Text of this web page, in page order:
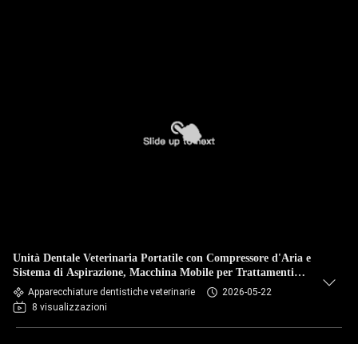
Unità Dentale Veterinaria Portatile con Compressore d'Aria e
Sistema di Aspirazione, Macchina Mobile per Trattamenti
Dentali per Animali per Cliniche Veterinarie
Apparecchiature dentistiche veterinarie
2026-05-22
8 visualizzazioni